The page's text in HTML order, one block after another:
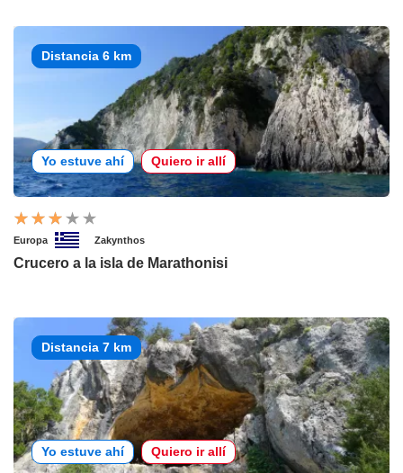
Distancia 6 km
Yo estuve ahí Quiero ir allí
Europa Zakynthos
Crucero a la isla de Marathonisi
Distancia 7 km
Yo estuve ahí Quiero ir allí